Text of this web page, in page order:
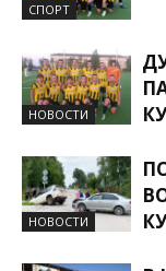
СПОРТ
НОВОСТИ
НОВОСТИ